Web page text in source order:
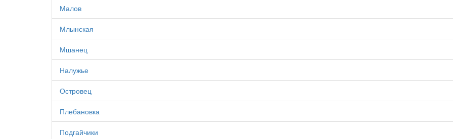
Малов
Млынская
Мшанец
Налужье
Островец
Плебановка
Подгайчики